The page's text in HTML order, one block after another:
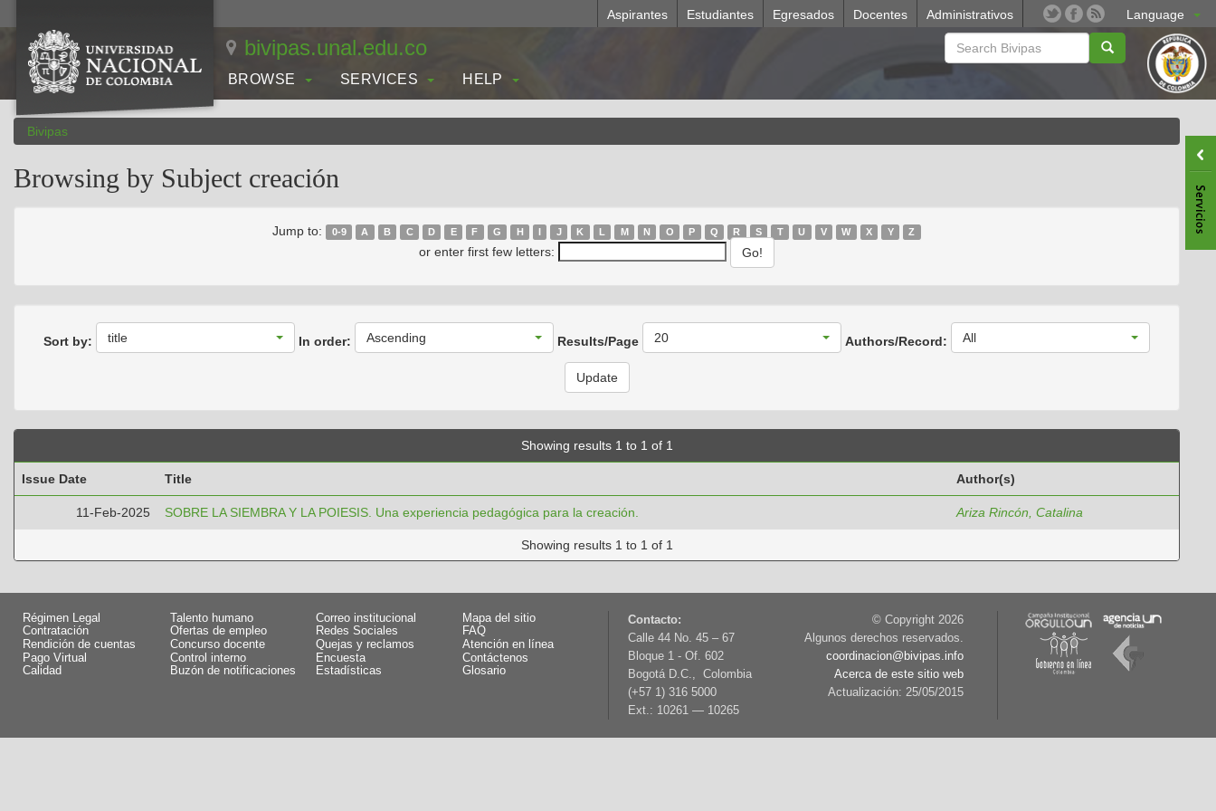
Language
Aspirantes Estudiantes Egresados Docentes Administrativos
bivipas.unal.edu.co
BROWSE SERVICES HELP
Bivipas
Browsing by Subject creación
Jump to: 0-9 A B C D E F G H I J K L M N O P Q R S T U V W X Y Z
or enter first few letters:
Sort by: title In order: Ascending Results/Page 20 Authors/Record: All
Showing results 1 to 1 of 1
Issue Date Title Author(s)
11-Feb-2025 SOBRE LA SIEMBRA Y LA POIESIS. Una experiencia pedagógica para la creación. Ariza Rincón, Catalina
Showing results 1 to 1 of 1
Régimen Legal
Talento humano
Contratación
Ofertas de empleo
Rendición de cuentas
Concurso docente
Pago Virtual
Control interno
Calidad
Buzón de notificaciones
Correo institucional
Mapa del sitio
Redes Sociales
FAQ
Quejas y reclamos
Atención en línea
Encuesta
Contáctenos
Estadísticas
Glosario
Contacto:
Calle 44 No. 45 – 67
Bloque 1 - Of. 602
Bogotá D.C., Colombia
(+57 1) 316 5000
Ext.: 10261 — 10265
© Copyright 2026
Algunos derechos reservados.
coordinacion@bivipas.info
Acerca de este sitio web
Actualización: 25/05/2015